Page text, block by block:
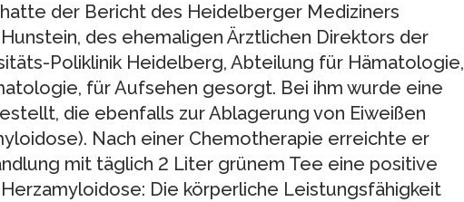
der Bericht des Heidelberger Mediziners
des ehemaligen Ärztlichen Direktors der
Poliklinik Heidelberg, Abteilung für Hämatologie,
für Aufsehen gesorgt. Bei ihm wurde eine
die ebenfalls zur Ablagerung von Eiweißen
Nach einer Chemotherapie erreichte er
mit täglich 2 Liter grünem Tee eine positive
Die körperliche Leistungsfähigkeit